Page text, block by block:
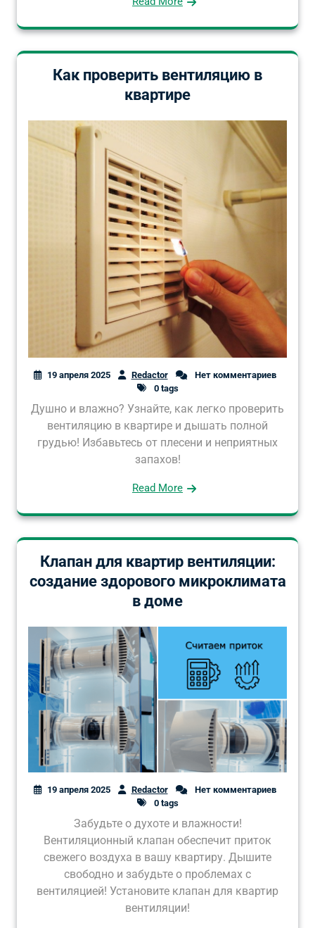
Как проверить вентиляцию в
квартире
19 апреля 2025 Redactor
Нет комментариев
0 tags
Душно и влажно? Узнайте, как легко проверить
вентиляцию в квартире и дышать полной
грудью! Избавьтесь от плесени и неприятных
запахов!
Read More
Клапан для квартир вентиляции:
создание здорового микроклимата
в доме
19 апреля 2025 Redactor
Нет комментариев
0 tags
Забудьте о духоте и влажности!
Вентиляционный клапан обеспечит приток
свежего воздуха в вашу квартиру. Дышите
свободно и забудьте о проблемах с
вентиляцией! Установите клапан для квартир
вентиляции!